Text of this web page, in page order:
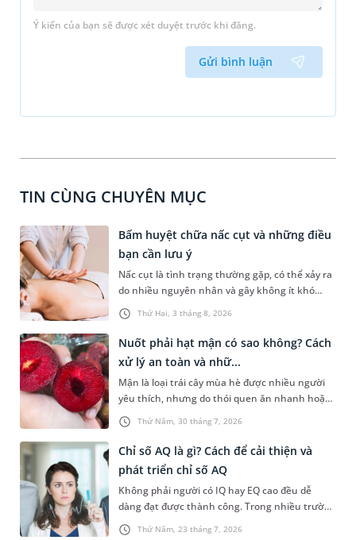
Ý kiến của bạn sẽ được xét duyệt trước khi đăng.
Gửi bình luận
TIN CÙNG CHUYÊN MỤC
Thứ Hai, 3 tháng 8, 2026
Bấm huyệt chữa nấc cụt và những điều
bạn cần lưu ý
Nấc cụt là tình trạng thường gặp, có thể xảy ra
do nhiều nguyên nhân và gây không ít khó
chịu. Bấm huyệt chữa nấc cụt là một trong
những phương pháp được nhiều người tìm
hiểu để hỗ trợ tình trạng này. Mời bạn cùng
tìm hiểu sâu hơn về phương pháp chữa nấc cụt
này trong bài viết dưới đây.
Thứ Năm, 30 tháng 7, 2026
Nuốt phải hạt mận có sao không? Cách
xử lý an toàn và nhữ...
Mận là loại trái cây mùa hè được nhiều người
yêu thích, nhưng do thói quen ăn nhanh hoặc
sơ suất, không ít người đã vô tình nuốt phải
hạt mận. Cấu tạo hạt mận thường cứng, có hai
đầu nhọn nên khi đi vào đường tiêu hóa rất dễ
gây ra tâm lý hoang mang, lo lắng cho người
gặp phải. Bài viết dưới đây sẽ giải đáp chi tiết
giúp bạn thắc mắc nuốt phải hạt mận có sao
không dưới góc nhìn y khoa và hướng dẫn cách
xử trí an toàn, kịp thời nhất.
Thứ Năm, 23 tháng 7, 2026
Chỉ số AQ là gì? Cách để cải thiện và
phát triển chỉ số AQ
Không phải người có IQ hay EQ cao đều dễ
dàng đạt được thành công. Trong nhiều trường
hợp, khả năng đứng vững trước áp lực, thích